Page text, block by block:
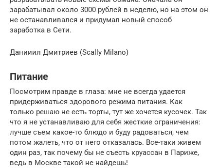
зарабатывал около 3000 рублей в неделю, но на этом он
не останавливался и придумал новый способ
заработка в Сети.
Данииил Дмитриев (Scally Milano)
Питание
Посмотрим правде в глаза: мне не всегда удается
придерживаться здорового режима питания. Как
только решаю не есть торты, тут же хочется кусочек. Так
что я не устанавливаю для себя жесткие ограничения:
лучше съем какое-то блюдо и буду радоваться, чем
потом жалеть, что от него отказалась. Все-таки живем
один раз, так почему бы не съесть круассан в Париже,
ведь в Москве такой не найдешь!